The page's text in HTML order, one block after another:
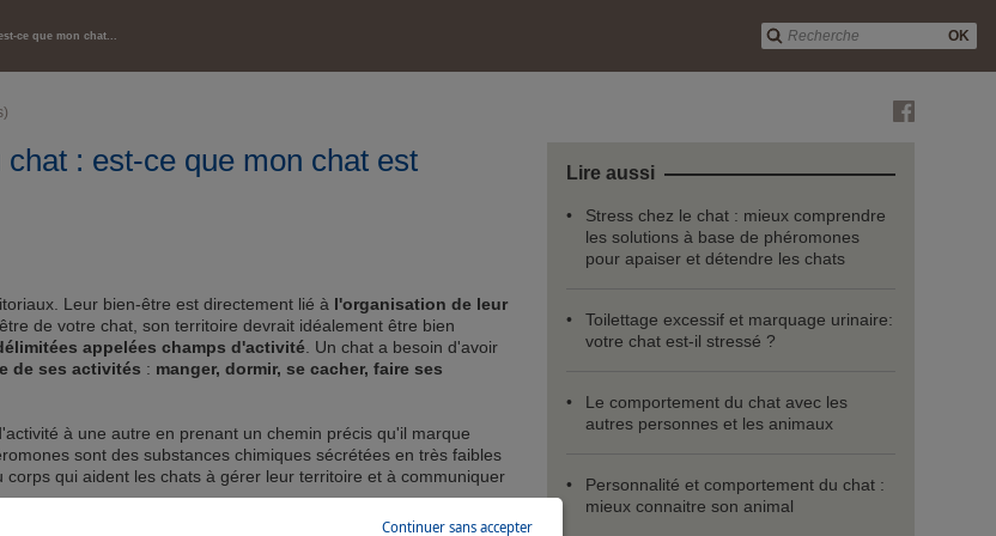
OK
ce que mon chat...
: est-ce que mon chat est
Leur bien-être est directement lié à l'organisation de leur
de votre chat, son territoire devrait idéalement être bien
appelées champs d'activité . Un chat a besoin d'avoir
de ses activités : manger, dormir, se cacher, faire ses
à une autre en prenant un chemin précis qu'il marque
sont des substances chimiques sécrétées en très faibles
qui aident les chats à gérer leur territoire et à communiquer
Lire aussi
Stress chez le chat : mieux comprendre
les solutions à base de phéromones
pour apaiser et détendre les chats
Toilettage excessif et marquage urinaire:
votre chat est-il stressé ?
Le comportement du chat avec les
autres personnes et les animaux
Personnalité et comportement du chat :
mieux connaitre son animal
Continuer sans accepter